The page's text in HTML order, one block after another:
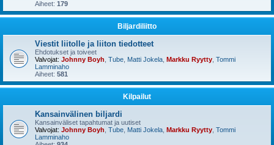
Aiheet: 179
Biljardiliitto
Viestit liitolle ja liiton tiedotteet
Ehdotukset ja toiveet
Valvojat: Johnny Boyh Tube Matti Jokela Markku Ryytty Tommi
Lamminaho
Aiheet: 581
Kilpailut
Kansainvälinen biljardi
Kansainväliset tapahtumat ja uutiset
Valvojat: Johnny Boyh Tube Matti Jokela Markku Ryytty Tommi
Lamminaho